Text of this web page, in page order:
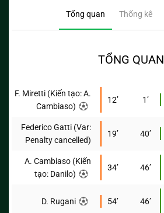
Tổng quan Thống kê
TỔNG QUAN
F. Miretti (Kiến tạo: A.
Cambiaso)
12’ 1’
Federico Gatti (Var:
Penalty cancelled)
19’ 40’
A. Cambiaso (Kiến
tạo: Danilo)
34’ 46’
D. Rugani 54’ 46’